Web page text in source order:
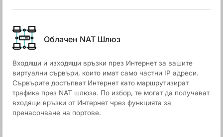
Облачен NАТ Шлюз
Входящи и изходящи връзки през Интернет за вашите
виртуални сървъри, които имат само частни IP адреси.
Сървърите достъпват Интернет като маршрутизират
трафика през NAT шлюза. По избор, те могат да получават
входящи връзки от Интернет чрез функцията за
пренасочване на портове.